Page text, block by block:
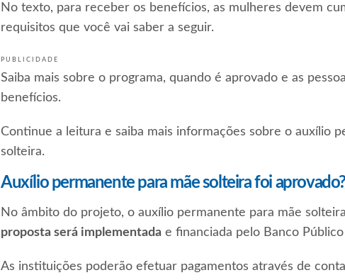
No texto, para receber os benefícios, as mulheres devem
requisitos que você vai saber a seguir.
PUBLICIDADE
Saiba mais sobre o programa, quando é aprovado e as
benefícios.
Continue a leitura e saiba mais informações sobre o auxílio
solteira.
Auxílio permanente para mãe solteira foi
No âmbito do projeto, o auxílio permanente para mãe solteira
proposta será implementadae financiada pelo Banco Público
As instituições poderão efetuar pagamentos através de